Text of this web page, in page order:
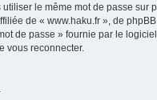
le même mot de passe sur
de « www.haku.fr », de
de passe » fournie par le
vous reconnecter.